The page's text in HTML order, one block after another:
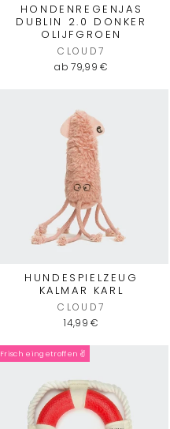
HONDENREGENJAS
DUBLIN 2.0 DONKER
OLIJFGROEN
CLOUD7
ab 79,99 €
HUNDESPIELZEUG
KALMAR KARL
CLOUD7
14,99 €
Frisch eingetroffen ✌️